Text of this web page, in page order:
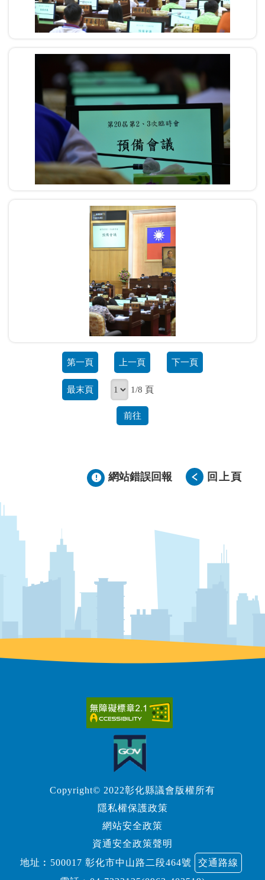
第一頁 上一頁 下一頁
最末頁 1/8 頁
前往
網站錯誤回報 回上頁
Copyright© 2022彰化縣議會版權所有
隱私權保護政策
網站安全政策
資通安全政策聲明
地址︰500017 彰化市中山路二段464號
交通路線